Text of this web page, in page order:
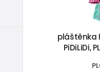
pláštěnka
PiDiLiDi,